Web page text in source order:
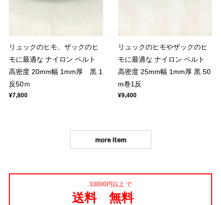
リュックのヒモ、ザックのヒ
モに最適な ナイロン ベルト
高密度 20mm幅 1mm厚 黒 1
反50ｍ
¥7,800
リュックのヒモやザックのヒ
モに最適な ナイロン ベルト
高密度 25mm幅 1mm厚 黒 50
m巻1反
¥9,400
more item
33000円以上 で
送料 無料